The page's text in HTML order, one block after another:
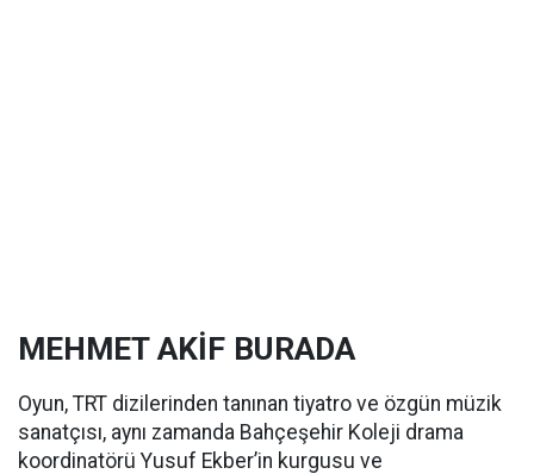
MEHMET AKİF BURADA
Oyun, TRT dizilerinden tanınan tiyatro ve özgün müzik
sanatçısı, aynı zamanda Bahçeşehir Koleji drama
koordinatörü Yusuf Ekber’in kurgusu ve